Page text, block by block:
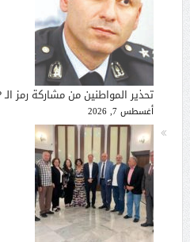
تحذير المواطنين من مشاركة رمز الـ OTP
أغسطس 7, 2026